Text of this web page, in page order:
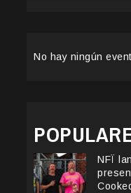
No hay ningún
NFÏ